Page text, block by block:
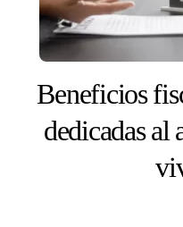
Beneficios
dedicadas al